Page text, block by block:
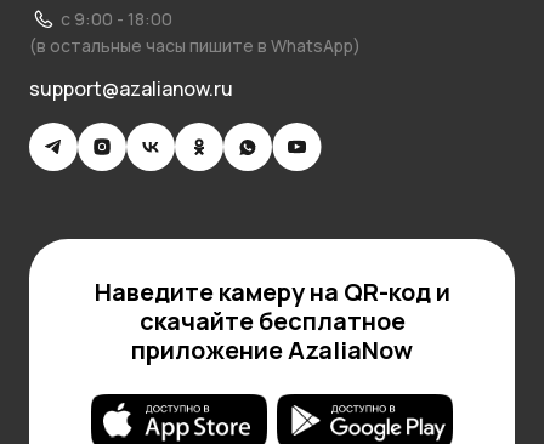
с 9:00 - 18:00
(в остальные часы пишите в WhatsApp)
support@azalianow.ru
Наведите камеру на QR-код и
скачайте бесплатное
приложение AzaliaNow